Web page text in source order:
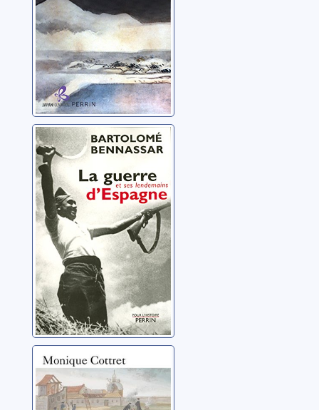
La guerre
d'Espagne et ses
lendemains
Bennassar, Bartolomé
Histoire du
jansénisme:
XVIIe-XIXe siècle